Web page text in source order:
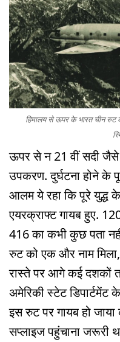
हिमालय से ऊपर के भारत चीन रुट
ऊपर से न 21 वीं सदी जैसे
उपकरण. दुर्घटना होने के
आलम ये रहा कि पूरे युद्ध
एयरक्राफ्ट गायब हुए.
416 का कभी कुछ पता
रुट को एक और नाम मिला,
रास्ते पर आगे कई दशकों
अमेरिकी स्टेट डिपार्टमेंट
इस रुट पर गायब हो
सप्लाइज पहुंचाना जरूरी